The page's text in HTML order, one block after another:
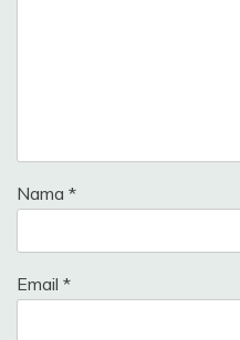
Nama *
Email *